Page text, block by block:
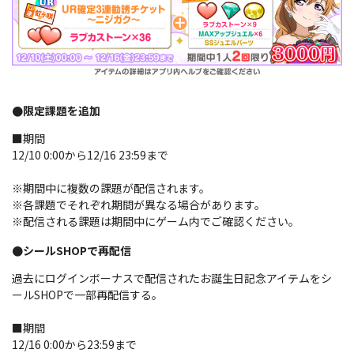
●限定課題を追加
■期間
12/10 0:00から12/16 23:59まで
※期間中に複数の課題が配信されます。
※各課題でそれぞれ期間が異なる場合があります。
※配信される課題は期間中にゲーム内でご確認ください。
●シールSHOPで再配信
過去にログインボーナスで配信されたお誕生日記念アイテムをシ
ールSHOPで一部再配信する。
■期間
12/16 0:00から23:59まで